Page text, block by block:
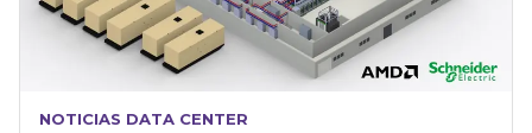
NOTICIAS DATA CENTER